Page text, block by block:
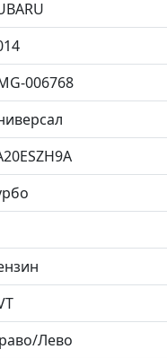
006768
Лево